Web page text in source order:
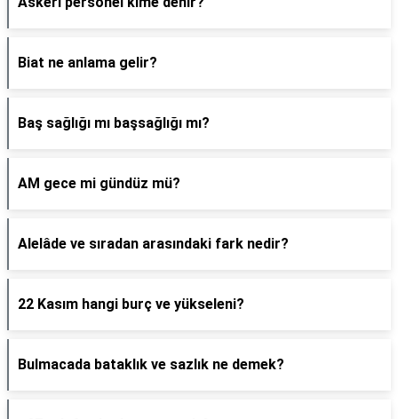
Biat ne anlama gelir?
Baş sağlığı mı başsağlığı mı?
AM gece mi gündüz mü?
Alelâde ve sıradan arasındaki fark nedir?
22 Kasım hangi burç ve yükseleni?
Bulmacada bataklık ve sazlık ne demek?